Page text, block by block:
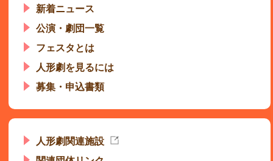
新着ニュース
公演・劇団一覧
フェスタとは
人形劇を見るには
募集・申込書類
人形劇関連施設